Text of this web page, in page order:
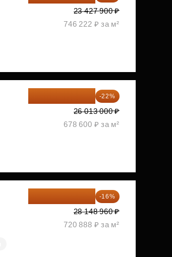
23 427 900 ₽
746 222 ₽ за м²
-22%
26 013 000 ₽
678 600 ₽ за м²
-16%
28 148 960 ₽
720 888 ₽ за м²